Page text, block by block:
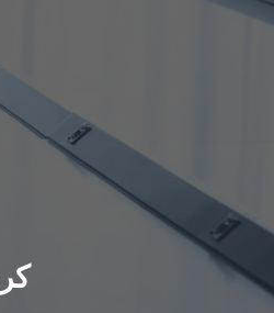
كرواتيا تشعل الصراع وهولندا تقترب من التأهل للنهائيات وفرنسا تحافظ على آمالها